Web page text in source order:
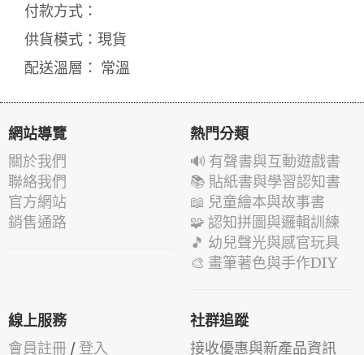
付款方式：
供貨模式：現貨
配送溫層： 常溫
網站導覽
關於我們
聯絡我們
官方網站
銷售通路
熱門分類
🔊 有聲書與互動遊戲書
📚 貼紙書與學習認知書
📖 兒童繪本與故事書
🧩 認知拼圖與邏輯訓練
🎵 幼兒聲光與感官玩具
🎨 畫筆著色與手作DIY
線上服務
會員註冊 / 登入
社群追蹤
接收優惠與新產品資訊